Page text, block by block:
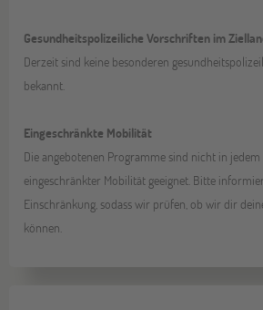
Gesundheitspolizeiliche Vorschriften im
Derzeit sind keine besonderen
bekannt.
Eingeschränkte Mobilität
Die angebotenen Programme sind nicht in
eingeschränkter Mobilität geeignet. Bitte
Einschränkung, sodass wir prüfen, ob wir dir
können.